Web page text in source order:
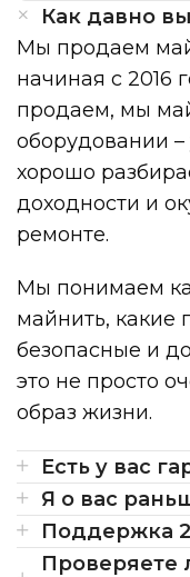
Как давно
Мы продаем
начиная с 2016
продаем, мы
оборудовании –
хорошо
доходности и
ремонте.
Мы понимаем
майнить, какие
безопасные и
это не просто
образ жизни.
Есть у вас
Я о вас
Поддержка
Проверяете